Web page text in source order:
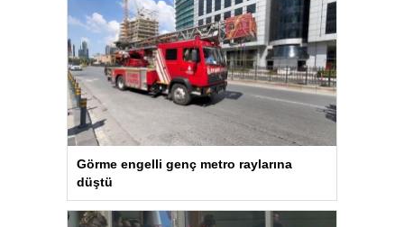
Görme engelli genç metro raylarına
düştü